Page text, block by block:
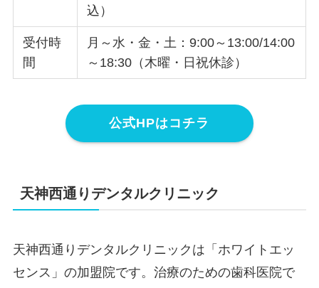
込）
受付時
間
月～水・金・土：9:00～13:00/14:00
～18:30（木曜・日祝休診）
公式HPはコチラ
天神西通りデンタルクリニック
天神西通りデンタルクリニックは「ホワイトエッ
センス」の加盟院です。治療のための歯科医院で